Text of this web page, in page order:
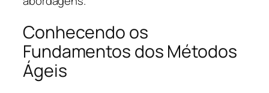
Conhecendo os
Fundamentos dos Métodos
Ágeis